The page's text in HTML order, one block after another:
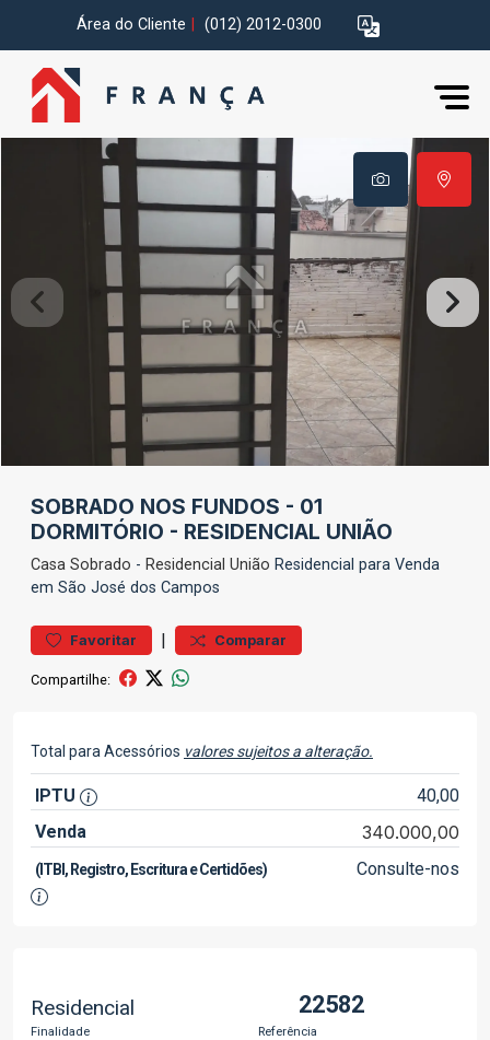
Área do Cliente (012) 2012-0300
SOBRADO NOS FUNDOS - 01
DORMITÓRIO - RESIDENCIAL UNIÃO
Casa Sobrado - Residencial União Residencial para Venda
em São José dos Campos
Favoritar | Comparar
Compartilhe:
Total para Acessórios valores sujeitos a alteração.
IPTU
40,00
Venda
340.000,00
(ITBI, Registro, Escritura e Certidões) Consulte-nos
Residencial
Finalidade
22582
Referência